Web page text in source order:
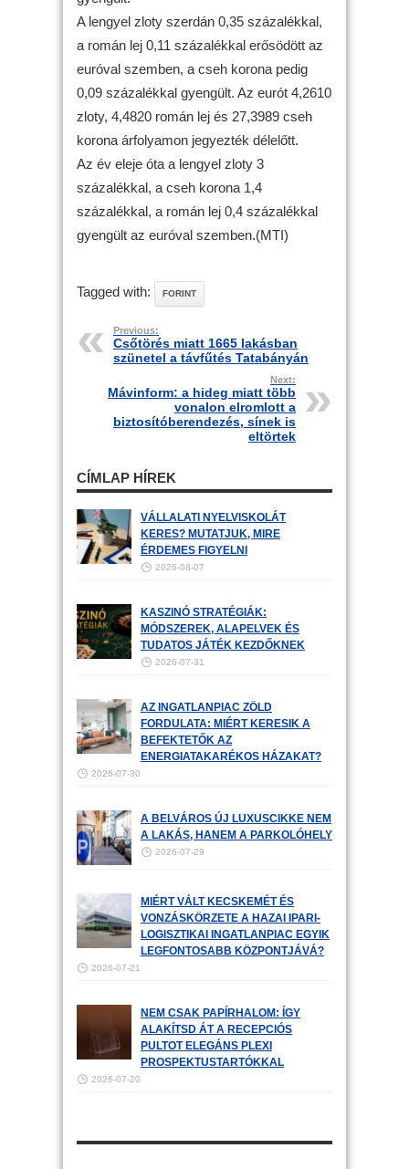
A lengyel zloty szerdán 0,35 százalékkal,
a román lej 0,11 százalékkal erősödött az
euróval szemben, a cseh korona pedig
0,09 százalékkal gyengült. Az eurót 4,2610
zloty, 4,4820 román lej és 27,3989 cseh
korona árfolyamon jegyezték délelőtt.
Az év eleje óta a lengyel zloty 3
százalékkal, a cseh korona 1,4
százalékkal, a román lej 0,4 százalékkal
gyengült az euróval szemben.(MTI)
Tagged with: FORINT
Previous:
Csőtörés miatt 1665 lakásban
szünetel a távfűtés Tatabányán
Next:
Mávinform: a hideg miatt több
vonalon elromlott a
biztosítóberendezés, sínek is
eltörtek
CÍMLAP HÍREK
VÁLLALATI NYELVISKOLÁT
KERES? MUTATJUK, MIRE
ÉRDEMES FIGYELNI
2026-08-07
KASZINÓ STRATÉGIÁK:
MÓDSZEREK, ALAPELVEK ÉS
TUDATOS JÁTÉK KEZDŐKNEK
2026-07-31
AZ INGATLANPIAC ZÖLD
FORDULATA: MIÉRT KERESIK A
BEFEKTETŐK AZ
ENERGIATAKARÉKOS HÁZAKAT?
2026-07-30
A BELVÁROS ÚJ LUXUSCIKKE NEM
A LAKÁS, HANEM A PARKOLÓHELY
2026-07-29
MIÉRT VÁLT KECSKEMÉT ÉS
VONZÁSKÖRZETE A HAZAI IPARI-
LOGISZTIKAI INGATLANPIAC EGYIK
LEGFONTOSABB KÖZPONTJÁVÁ?
2026-07-21
NEM CSAK PAPÍRHALOM: ÍGY
ALAKÍTSD ÁT A RECEPCIÓS
PULTOT ELEGÁNS PLEXI
PROSPEKTUSTARTÓKKAL
2026-07-20